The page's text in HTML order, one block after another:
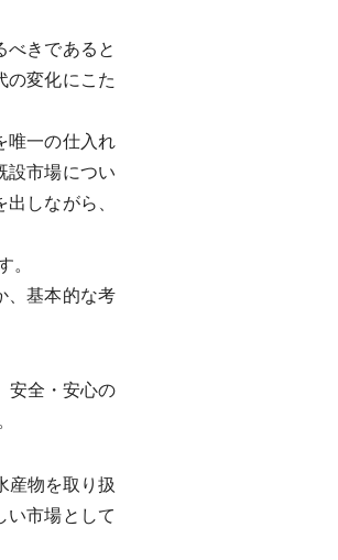
きであると
の変化にこた
唯一の仕入れ
設市場につい
しながら、
。
、基本的な考
安全・安心の
産物を取り扱
い市場として